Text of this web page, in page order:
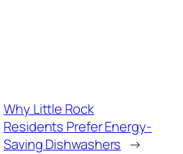
Why Little Rock
Residents Prefer Energy-
Saving Dishwashers →